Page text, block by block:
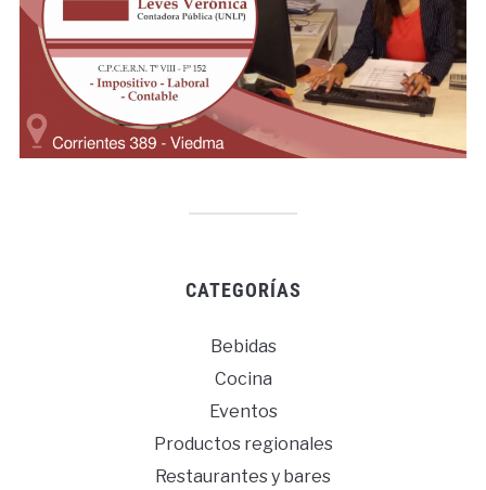
CATEGORÍAS
Bebidas
Cocina
Eventos
Productos regionales
Restaurantes y bares